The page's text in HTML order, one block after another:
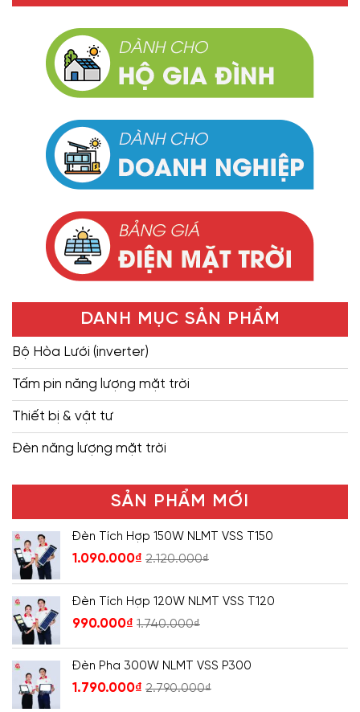
DANH MỤC SẢN PHẨM
Bộ Hòa Lưới (inverter)
Tấm pin năng lượng mặt trời
Thiết bị & vật tư
Đèn năng lượng mặt trời
SẢN PHẨM MỚI
Đèn Tích Hợp 150W NLMT VSS T150
1.090.000₫ 2.120.000₫
Đèn Tích Hợp 120W NLMT VSS T120
990.000₫ 1.740.000₫
Đèn Pha 300W NLMT VSS P300
1.790.000₫ 2.790.000₫